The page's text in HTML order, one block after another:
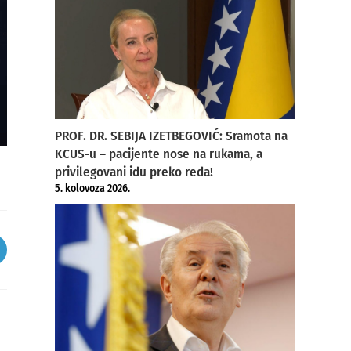
PROF. DR. SEBIJA IZETBEGOVIĆ: Sramota na
KCUS-u – pacijente nose na rukama, a
privilegovani idu preko reda!
5. kolovoza 2026.